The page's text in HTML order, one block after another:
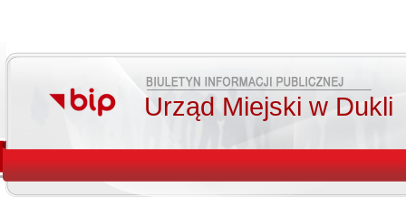
Urząd Miejski w Dukli